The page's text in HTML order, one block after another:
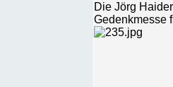
Die Jörg
Gedenkmesse